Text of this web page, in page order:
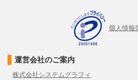
個人情報
運営会社のご案内
株式会社システムグラフィ